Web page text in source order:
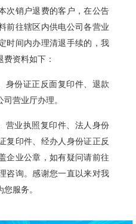
次销户退费的客户，在公告
前往辖区内供电公司各营业
时间内办理清退手续的，我
资料如下：
身份证正反面复印件、退款
营业厅办理。
营业执照复印件、法人身份
复印件、经办人身份证正反
企业公章，如有疑问请前往
咨询。感谢您一直以来对我
服务。